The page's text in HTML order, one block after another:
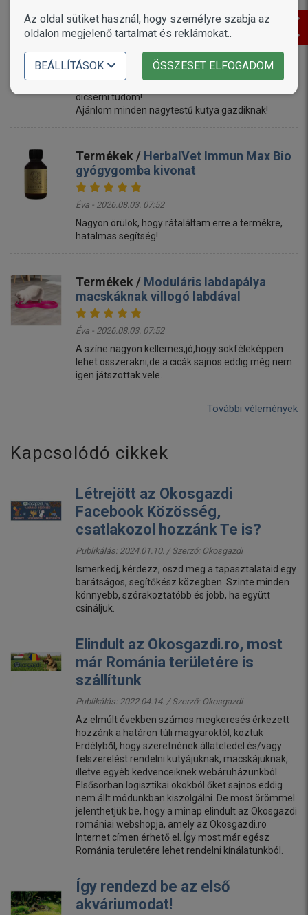
Meat
Éva - 2026.08.03. 09:49
10/10 es!
Két Amerika Akita számára szoktam venni, és csak
dicsérni tudom!
Ajánlom minden nagytestű kutya gazdiknak!
Termékek / HerbalVet Immun Max Bio
gyógygomba kivonat
Éva - 2026.08.03. 07:52
Nagyon örülök, hogy rátaláltam erre a termékre,
hatalmas segítség!
Termékek / Moduláris labdapálya
macskáknak villogó labdával
Éva - 2026.08.03. 07:52
A színe nagyon kellemes,jó,hogy sokféleképpen
lehet összerakni,de a cicák sajnos eddig még nem
igen játszottak vele.
További vélemények
Kapcsolódó cikkek
Létrejött az Okosgazdi
Facebook Közösség,
csatlakozol hozzánk Te is?
Publikálás: 2024.01.10. / Szerző: Okosgazdi
Ismerkedj, kérdezz, oszd meg a tapasztalataid egy
barátságos, segítőkész közegben. Szinte minden
könnyebb, szórakoztatóbb és jobb, ha együtt
csináljuk.
Elindult az Okosgazdi.ro, most
már Románia területére is
szállítunk
Publikálás: 2022.04.14. / Szerző: Okosgazdi
Az elmúlt években számos megkeresés érkezett
hozzánk a határon túli magyaroktól, köztük
Erdélyből, hogy szeretnének állateledel és/vagy
felszerelést rendelni kutyájuknak, macskájuknak,
illetve egyéb kedvenceiknek webáruházunkból.
Elsősorban logisztikai okokból őket sajnos eddig
nem állt módunkban kiszolgálni. De most örömmel
jelenthetjük be, hogy a minap elindult az Okosgazdi
romániai webshopja, amely az Okosgazdi.ro
Internet címen érhető el. Így most már egész
Románia területére lehet rendelni kínálatunkból.
Így rendezd be az első
akváriumodat!
Az oldal sütiket használ, hogy személyre szabja az
oldalon megjelenő tartalmat és reklámokat..
BEÁLLÍTÁSOK ÖSSZESET ELFOGADOM